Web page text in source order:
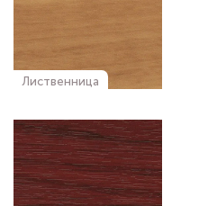
Лиственница